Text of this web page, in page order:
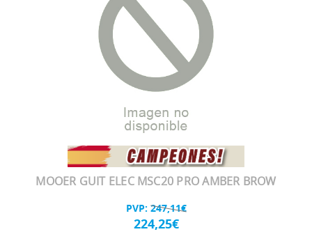
MOOER GUIT ELEC MSC20 PRO AMBER BROW
PVP: 247,11€
224,25€